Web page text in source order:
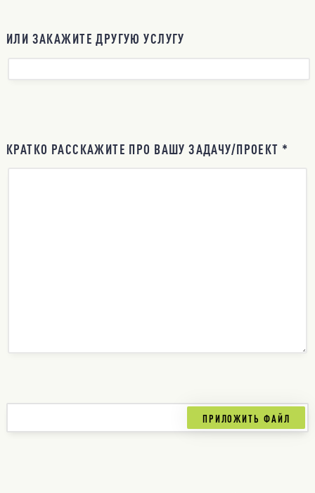
ИЛИ ЗАКАЖИТЕ ДРУГУЮ УСЛУГУ
КРАТКО РАССКАЖИТЕ ПРО ВАШУ ЗАДАЧУ/ПРОЕКТ *